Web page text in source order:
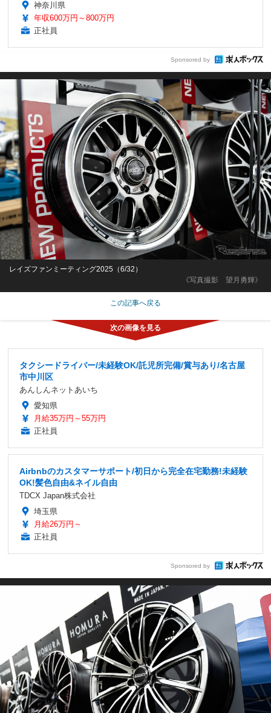
神奈川県
年収600万円～800万円
正社員
Sponsored by
《写真撮影 望月勇輝》
レイズファンミーティング2025（6/32）
この記事へ戻る
タクシードライバー/未経験OK/託児所完備/賞与あり/名古屋
市中川区
あんしんネットあいち
愛知県
月給35万円～55万円
正社員
Airbnbのカスタマーサポート/初日から完全在宅勤務!未経験
OK!髪色自由&ネイル自由
TDCX Japan株式会社
埼玉県
月給26万円～
正社員
Sponsored by